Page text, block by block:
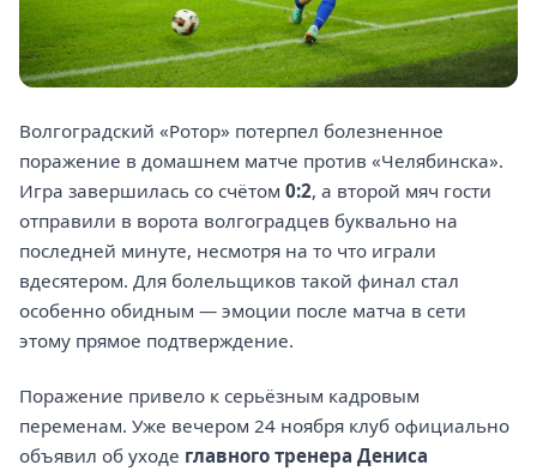
Волгоградский «Ротор» потерпел болезненное
поражение в домашнем матче против «Челябинска».
Игра завершилась со счётом 0:2, а второй мяч гости
отправили в ворота волгоградцев буквально на
последней минуте, несмотря на то что играли
вдесятером. Для болельщиков такой финал стал
особенно обидным — эмоции после матча в сети
этому прямое подтверждение.
Поражение привело к серьёзным кадровым
переменам. Уже вечером 24 ноября клуб официально
объявил об уходе главного тренера Дениса